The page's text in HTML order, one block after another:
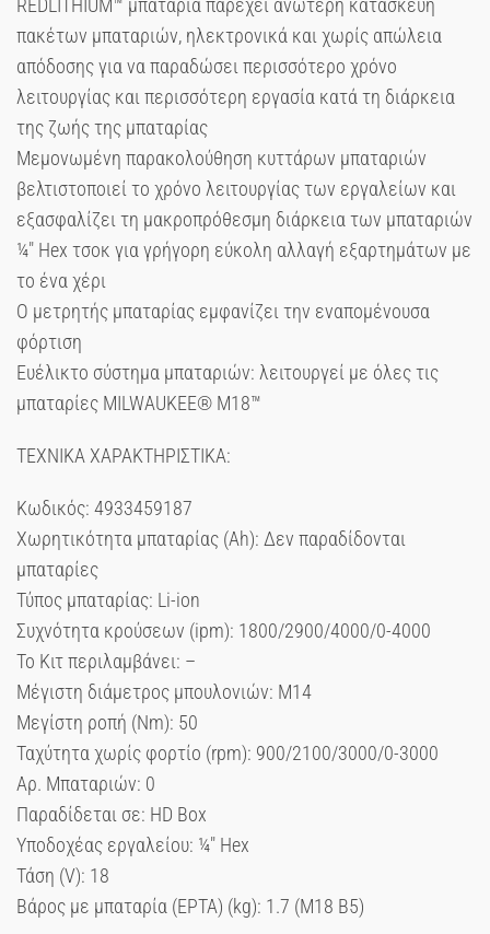
REDLITHIUM™ μπαταρία παρέχει ανώτερη κατασκευή
πακέτων μπαταριών, ηλεκτρονικά και χωρίς απώλεια
απόδοσης για να παραδώσει περισσότερο χρόνο
λειτουργίας και περισσότερη εργασία κατά τη διάρκεια
της ζωής της μπαταρίας
Μεμονωμένη παρακολούθηση κυττάρων μπαταριών
βελτιστοποιεί το χρόνο λειτουργίας των εργαλείων και
εξασφαλίζει τη μακροπρόθεσμη διάρκεια των μπαταριών
¼″ Hex τσοκ για γρήγορη εύκολη αλλαγή εξαρτημάτων με
το ένα χέρι
Ο μετρητής μπαταρίας εμφανίζει την εναπομένουσα
φόρτιση
Ευέλικτο σύστημα μπαταριών: λειτουργεί με όλες τις
μπαταρίες MILWAUKEE® M18™
ΤΕΧΝΙΚΑ ΧΑΡΑΚΤΗΡΙΣΤΙΚΑ:
Κωδικός: 4933459187
Χωρητικότητα μπαταρίας (Ah): Δεν παραδίδονται
μπαταρίες
Τύπος μπαταρίας: Li-ion
Συχνότητα κρούσεων (ipm): 1800/2900/4000/0-4000
Το Κιτ περιλαμβάνει: –
Μέγιστη διάμετρος μπουλονιών: Μ14
Μεγίστη ροπή (Nm): 50
Ταχύτητα χωρίς φορτίο (rpm): 900/2100/3000/0-3000
Αρ. Μπαταριών: 0
Παραδίδεται σε: HD Box
Υποδοχέας εργαλείου: ¼″ Hex
Τάση (V): 18
Βάρος με μπαταρία (EPTA) (kg): 1.7 (M18 B5)